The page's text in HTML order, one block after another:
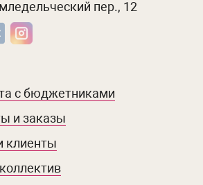
пер., 12
с бюджетниками
и заказы
клиенты